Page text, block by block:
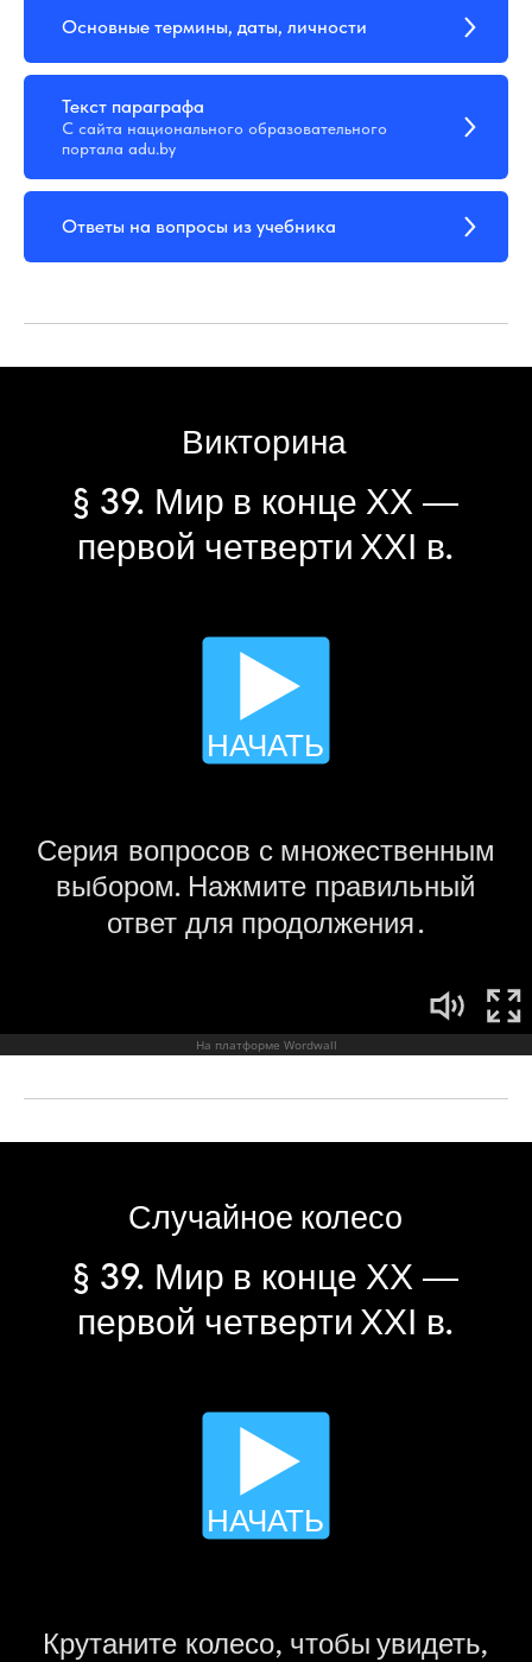
Основные термины, даты, личности
Текст параграфа
С сайта национального образовательного
портала adu.by
Ответы на вопросы из учебника